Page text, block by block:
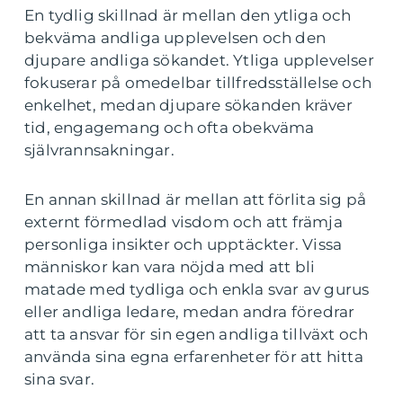
En tydlig skillnad är mellan den ytliga och
bekväma andliga upplevelsen och den
djupare andliga sökandet. Ytliga upplevelser
fokuserar på omedelbar tillfredsställelse och
enkelhet, medan djupare sökanden kräver
tid, engagemang och ofta obekväma
självrannsakningar.
En annan skillnad är mellan att förlita sig på
externt förmedlad visdom och att främja
personliga insikter och upptäckter. Vissa
människor kan vara nöjda med att bli
matade med tydliga och enkla svar av gurus
eller andliga ledare, medan andra föredrar
att ta ansvar för sin egen andliga tillväxt och
använda sina egna erfarenheter för att hitta
sina svar.